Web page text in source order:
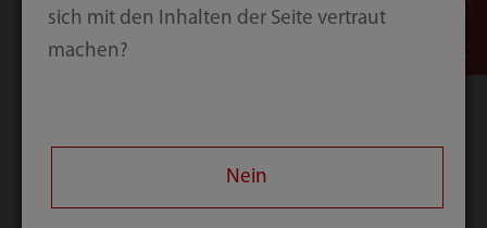
sich mit den Inhalten der Seite vertraut
machen?
Nein